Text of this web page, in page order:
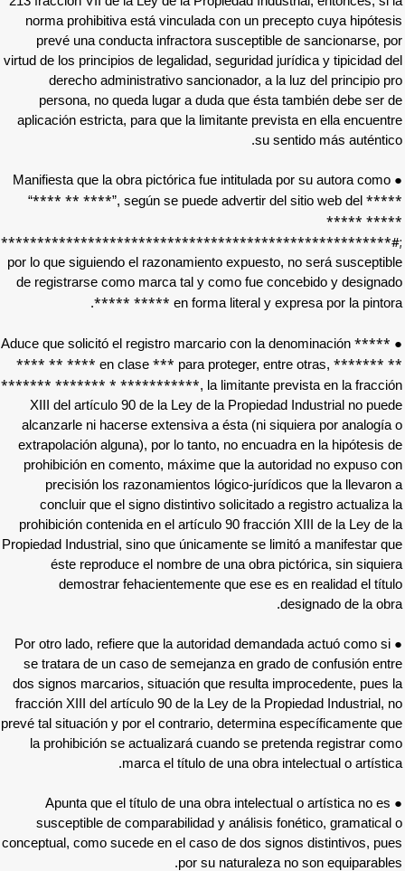
norma prohibitiva está vinculada con un
prevé una conducta infractora
virtud de los principios de legalidad,
derecho administrativo sancionador,
persona, no queda lugar a duda que
aplicación estricta, para que la limitante
su
● Manifiesta que la obra pictórica fue
“**** ** ****”, según se puede advertir
por lo que siguiendo el razonamiento
de registrarse como marca tal y como fue
en forma literal
***** *****
.
**** ** ****en clase***para proteger,
******* ******* * ***********, la
XIII del artículo 90 de la Ley de la
alcanzarle ni hacerse extensiva a ésta (ni
extrapolación alguna), por lo tanto, no
prohibición en comento, máxime que la
precisión los razonamientos lógico-
concluir que el signo distintivo
prohibición contenida en el artículo 90
Propiedad Industrial, sino que únicamente se
éste reproduce el nombre de una
demostrar fehacientemente que
● Por otro lado, refiere que la autoridad
se tratara de un caso de semejanza en
dos signos marcarios, situación que
fracción XIII del artículo 90 de la Ley de la
prevé tal situación y por el contrario,
la prohibición se actualizará cuando se
marca el título de una
● Apunta que el título de una obra
susceptible de comparabilidad y
conceptual, como sucede en el caso de dos
por su